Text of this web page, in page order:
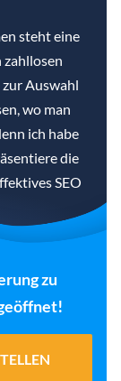
steht eine
zahllosen
Auswahl
wo man
ich habe
die
SEO
zu